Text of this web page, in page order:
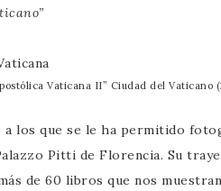
Vaticana II” Ciudad del Vaticano
a los que se le ha permitido
Pitti de Florencia. Su
de 60 libros que nos